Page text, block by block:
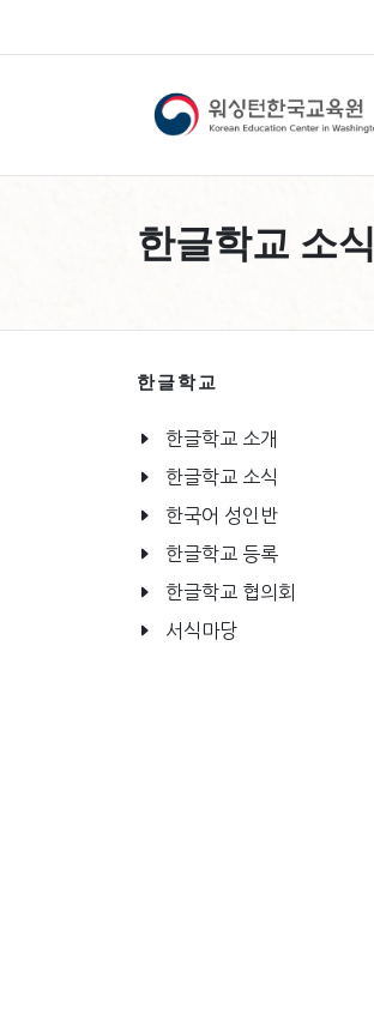
한글학교 소식
한글학교
한글학교 소개
한글학교 소식
한국어 성인반
한글학교 등록
한글학교 협의회
서식마당